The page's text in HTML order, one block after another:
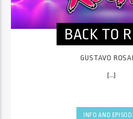
BACK TO
GUSTAVO
[...]
INFO AND